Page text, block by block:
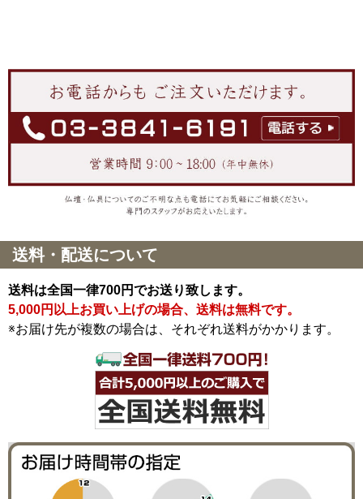
送料・配送について
送料は全国一律700円でお送り致します。
5,000円以上お買い上げの場合、送料は無料です。
※お届け先が複数の場合は、それぞれ送料がかかります。